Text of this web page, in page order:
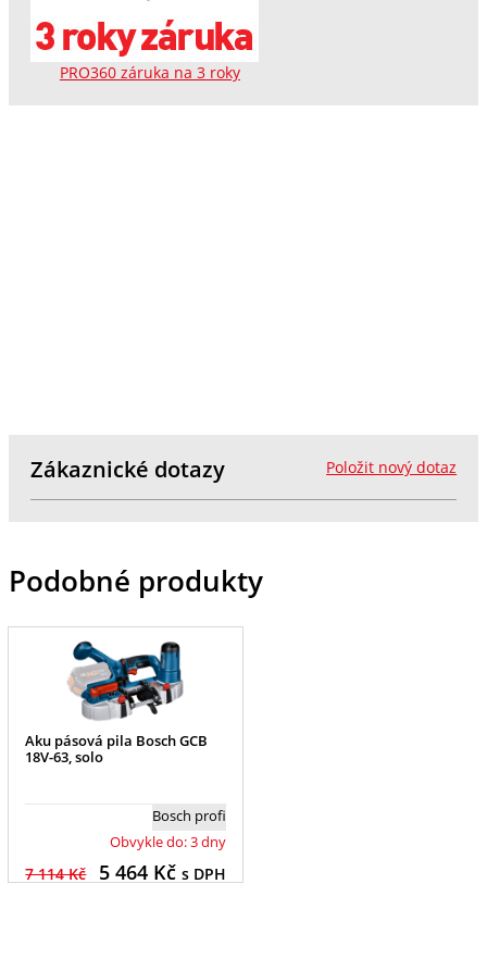
PRO360 záruka na 3 roky
Položit nový dotaz
Zákaznické dotazy
Podobné produkty
Aku pásová pila Bosch GCB
18V-63, solo
Bosch profi
Obvykle do: 3 dny
7 114 Kč 5 464Kč s DPH